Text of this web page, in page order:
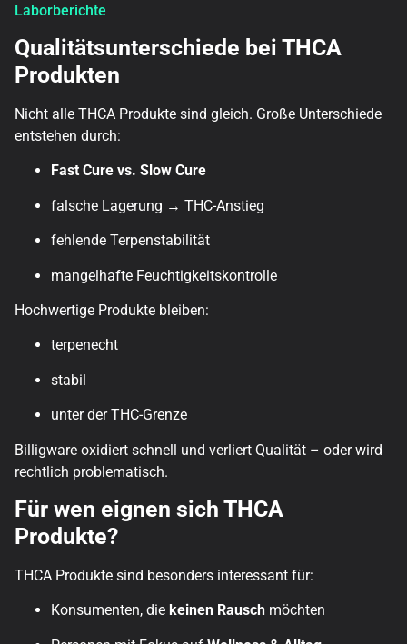
Laborberichte
Qualitätsunterschiede bei THCA
Produkten
Nicht alle THCA Produkte sind gleich. Große Unterschiede
entstehen durch:
Fast Cure vs. Slow Cure
falsche Lagerung → THC-Anstieg
fehlende Terpenstabilität
mangelhafte Feuchtigkeitskontrolle
Hochwertige Produkte bleiben:
terpenecht
stabil
unter der THC-Grenze
Billigware oxidiert schnell und verliert Qualität – oder wird
rechtlich problematisch.
Für wen eignen sich THCA
Produkte?
THCA Produkte sind besonders interessant für:
Konsumenten, die keinen Rausch möchten